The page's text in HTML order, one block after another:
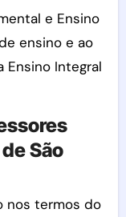
e Ensino
ensino e ao
Ensino Integral
São
nos termos do